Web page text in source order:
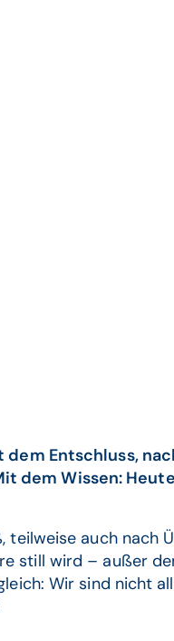
Entschluss,
dem Wissen:
teilweise auch nach
still wird – außer
Wir sind nicht